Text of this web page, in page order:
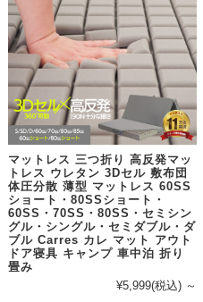
マットレス 三つ折り 高反発マッ
トレス ウレタン 3Dセル 敷布団
体圧分散 薄型 マットレス 60SS
ショート・80SSショート・
60SS・70SS・80SS・セミシン
グル・シングル・セミダブル・ダ
ブル Carres カレ マット アウト
ドア寝具 キャンプ 車中泊 折り
畳み
¥5,999(税込) ～